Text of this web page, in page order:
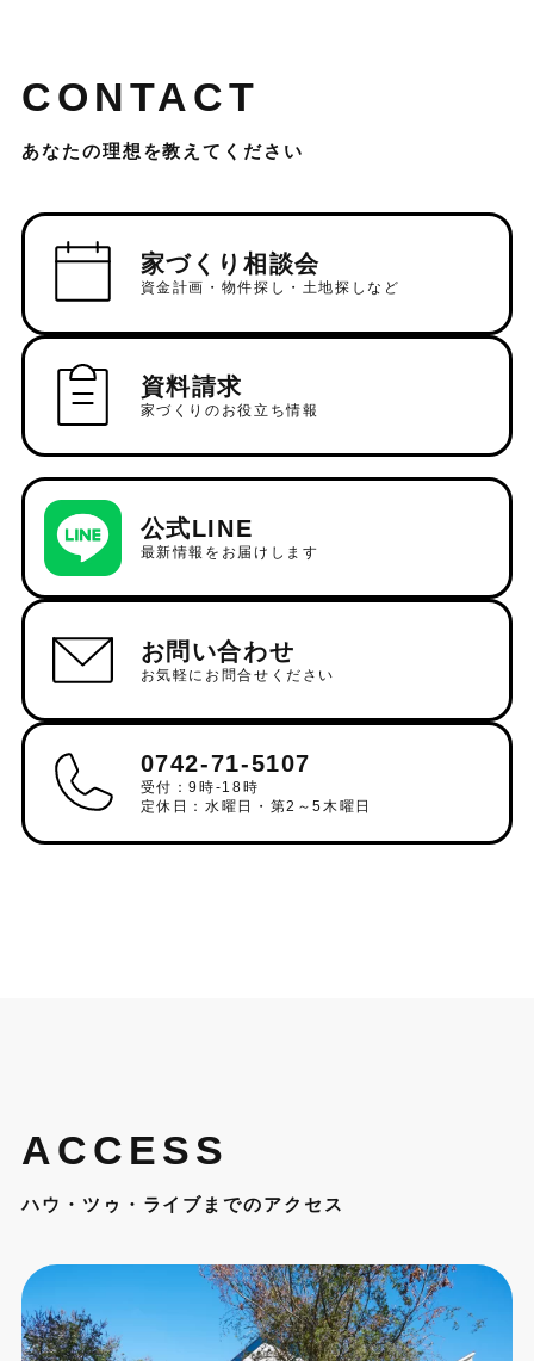
CONTACT
あなたの理想を教えてください
家づくり相談会
資金計画・物件探し・土地探しなど
資料請求
家づくりのお役立ち情報
公式LINE
最新情報をお届けします
お問い合わせ
お気軽にお問合せください
0742-71-5107
受付：9時-18時
定休日：水曜日・第2～5木曜日
ACCESS
ハウ・ツゥ・ライブまでのアクセス